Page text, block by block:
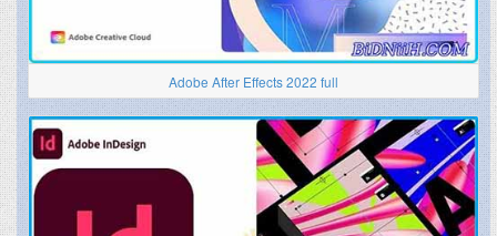
Adobe After Effects 2022 full